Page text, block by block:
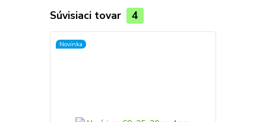
Súvisiaci tovar 4
Novinka